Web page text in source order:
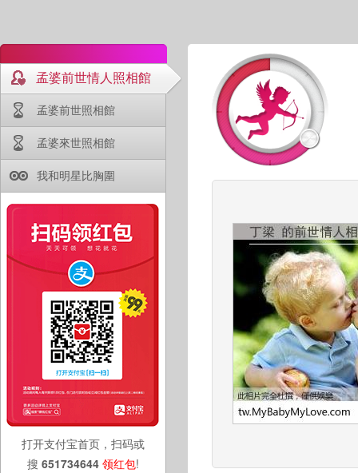
孟婆前世情人照相館
孟婆前世照相館
孟婆來世照相館
我和明星比胸圍
打开支付宝首页，扫码或
搜 651734644 领红包!